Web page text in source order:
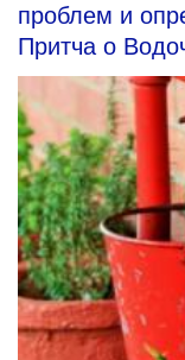
проблем и
Притча о